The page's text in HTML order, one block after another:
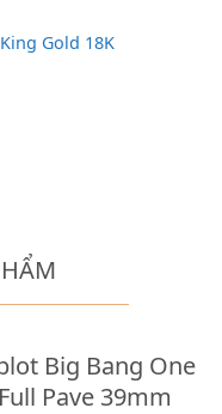
Big Bang One
Pave 39mm
Gold 18K